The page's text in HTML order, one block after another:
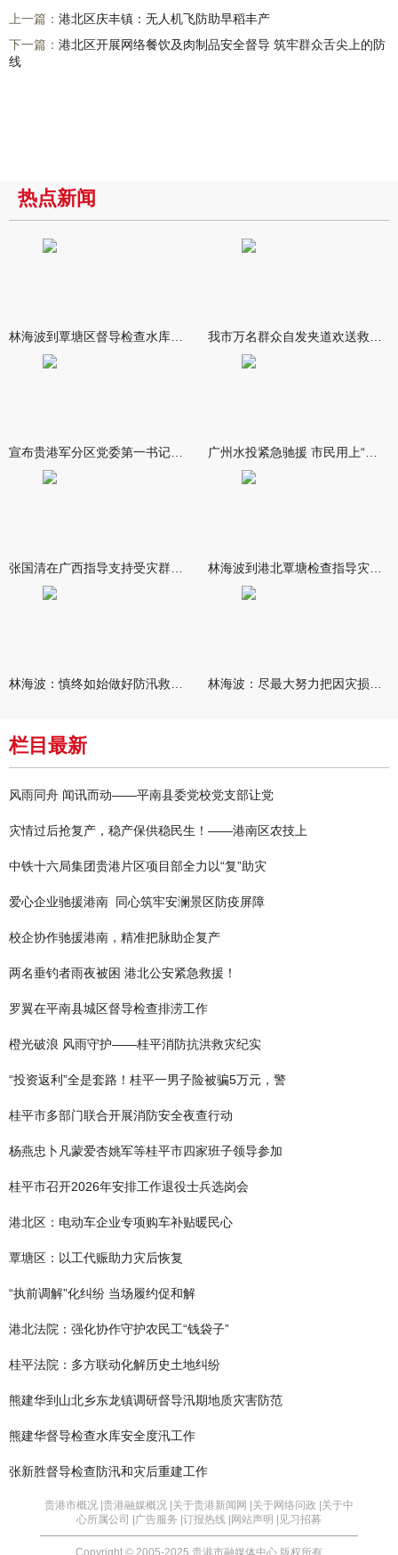
上一篇： 港北区庆丰镇：无人机飞防助早稻丰产
下一篇： 港北区开展网络餐饮及肉制品安全督导 筑牢群众舌尖上的防
线
热点新闻
栏目最新
风雨同舟 闻讯而动——平南县委党校党支部让党
灾情过后抢复产，稳产保供稳民生！——港南区农技上
中铁十六局集团贵港片区项目部全力以“复”助灾
爱心企业驰援港南 同心筑牢安澜景区防疫屏障
校企协作驰援港南，精准把脉助企复产
两名垂钓者雨夜被困 港北公安紧急救援！
罗翼在平南县城区督导检查排涝工作
橙光破浪 风雨守护——桂平消防抗洪救灾纪实
“投资返利”全是套路！桂平一男子险被骗5万元，警
桂平市多部门联合开展消防安全夜查行动
杨燕忠卜凡蒙爱杏姚军等桂平市四家班子领导参加
桂平市召开2026年安排工作退役士兵选岗会
港北区：电动车企业专项购车补贴暖民心
覃塘区：以工代赈助力灾后恢复
“执前调解”化纠纷 当场履约促和解
港北法院：强化协作守护农民工“钱袋子”
桂平法院：多方联动化解历史土地纠纷
熊建华到山北乡东龙镇调研督导汛期地质灾害防范
熊建华督导检查水库安全度汛工作
张新胜督导检查防汛和灾后重建工作
贵港市概况 | 贵港融媒概况 | 关于贵港新闻网 | 关于网络问政 | 关于中
心所属公司 | 广告服务 | 订报热线 | 网站声明 | 见习招募
Copyright © 2005-2025 贵港市融媒体中心 版权所有